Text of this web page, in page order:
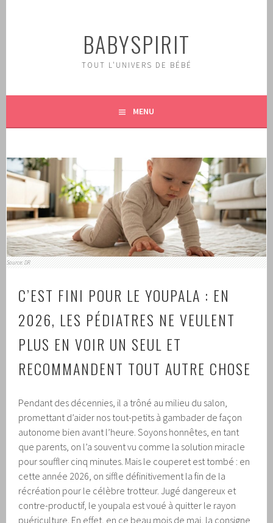
BABYSPIRIT
TOUT L'UNIVERS DE BÉBÉ
MENU
Source: DR
C’EST FINI POUR LE YOUPALA : EN
2026, LES PÉDIATRES NE VEULENT
PLUS EN VOIR UN SEUL ET
RECOMMANDENT TOUT AUTRE CHOSE
Pendant des décennies, il a trôné au milieu du salon,
promettant d’aider nos tout-petits à gambader de façon
autonome bien avant l’heure. Soyons honnêtes, en tant
que parents, on l’a souvent vu comme la solution miracle
pour souffler cinq minutes. Mais le couperet est tombé : en
cette année 2026, on siffle définitivement la fin de la
récréation pour le célèbre trotteur. Jugé dangereux et
contre-productif, le youpala est voué à quitter le rayon
puériculture. En effet, en ce beau mois de mai, la consigne